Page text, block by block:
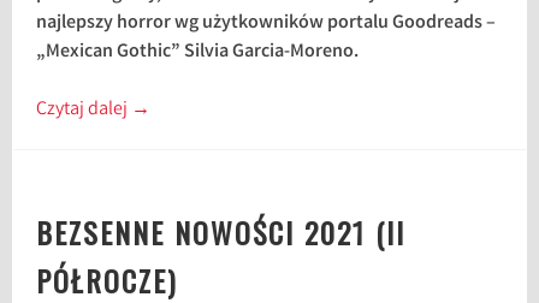
najlepszy horror wg użytkowników portalu Goodreads –
„Mexican Gothic” Silvia Garcia-Moreno.
Czytaj dalej →
BEZSENNE NOWOŚCI 2021 (II
PÓŁROCZE)